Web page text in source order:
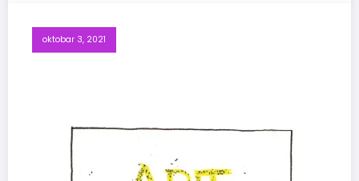
oktobar 3, 2021